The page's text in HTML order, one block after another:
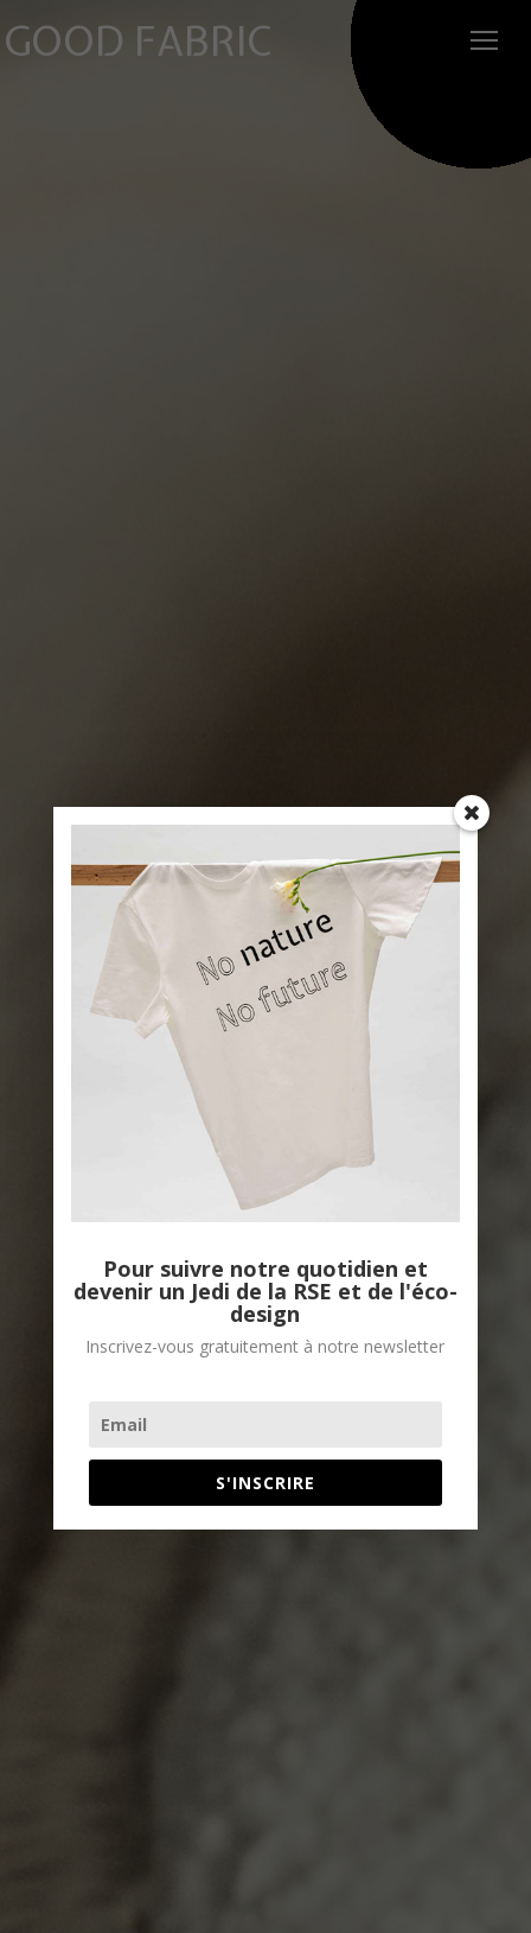
GOOD FABRIC
Pour suivre notre quotidien et
devenir un Jedi de la RSE et de l'éco-
design
Inscrivez-vous gratuitement à notre newsletter
S'INSCRIRE